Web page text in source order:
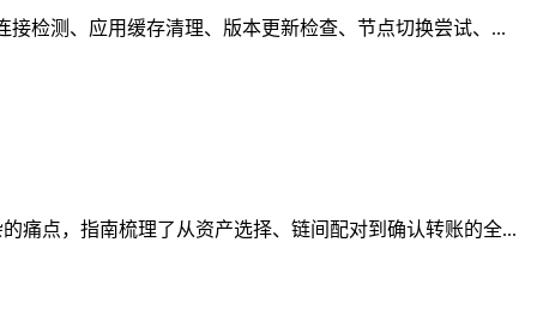
检测、应用缓存清理、版本更新检查、节点切换尝试、...
痛点，指南梳理了从资产选择、链间配对到确认转账的全...